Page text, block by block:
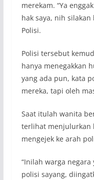
merekam. “Ya
hak saya, nih silakan
Polisi.
Polisi tersebut
hanya menegakkan
yang ada pun, kata
mereka, tapi oleh
Saat itulah wanita
terlihat menjulurkan
mengejek ke arah
“Inilah warga
polisi sayang,